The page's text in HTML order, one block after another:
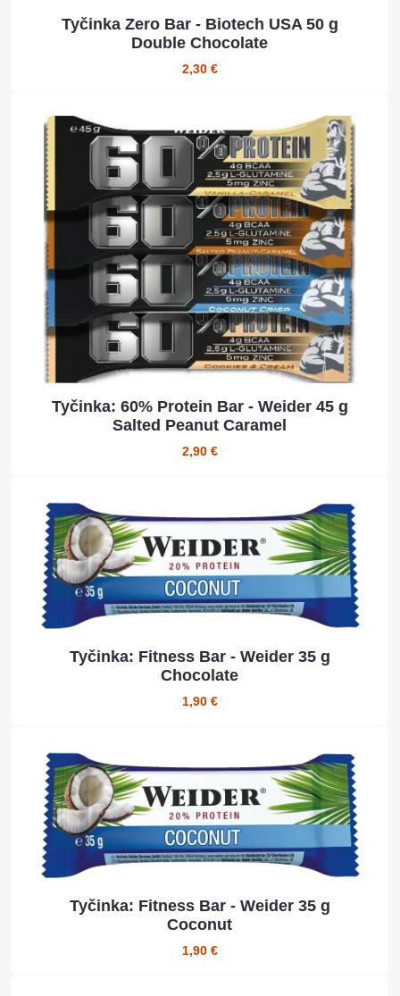
Tyčinka Zero Bar - Biotech USA 50 g
Double Chocolate
2,30 €
Tyčinka: 60% Protein Bar - Weider 45 g
Salted Peanut Caramel
2,90 €
Tyčinka: Fitness Bar - Weider 35 g
Chocolate
1,90 €
Tyčinka: Fitness Bar - Weider 35 g
Coconut
1,90 €